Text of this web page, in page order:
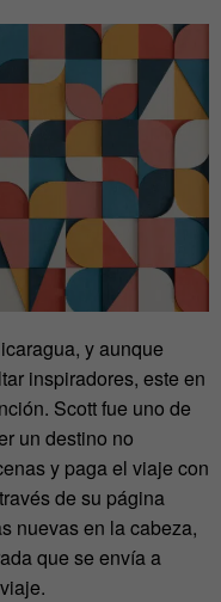
y aunque
inspiradores, este en
Scott fue uno de
un destino no
y paga el viaje con
de su página
nuevas en la cabeza,
que se envía a